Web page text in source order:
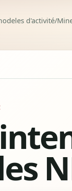
d'activité/